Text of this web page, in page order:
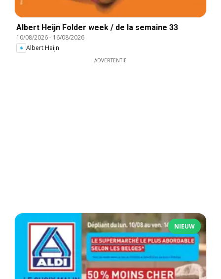
Albert Heijn Folder week / de la semaine 33
10/08/2026- 16/08/2026
Albert Heijn
ADVERTENTIE
NIEUW